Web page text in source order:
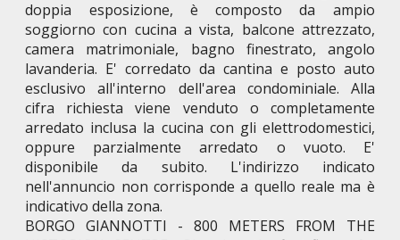
doppia esposizione, è composto da ampio
soggiorno con cucina a vista, balcone attrezzato,
camera matrimoniale, bagno finestrato, angolo
lavanderia. E' corredato da cantina e posto auto
esclusivo all'interno dell'area condominiale. Alla
cifra richiesta viene venduto o completamente
arredato inclusa la cucina con gli elettrodomestici,
oppure parzialmente arredato o vuoto. E'
disponibile da subito. L'indirizzo indicato
nell'annuncio non corrisponde a quello reale ma è
indicativo della zona.
BORGO GIANNOTTI - 800 METERS FROM THE